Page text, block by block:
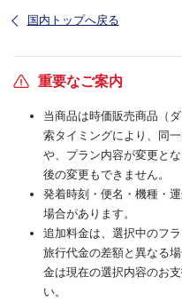
国内トップへ戻る
重要なご案内
当商品は時価販売商品（
索タイミングにより、同
や、プラン内容が変更と
後の変更もできません。
発着時刻・便名・機種・
場合があります。
追加料金は、選択中のフ
旅行代金の差額と異なる
金は現在の選択内容のお
い。